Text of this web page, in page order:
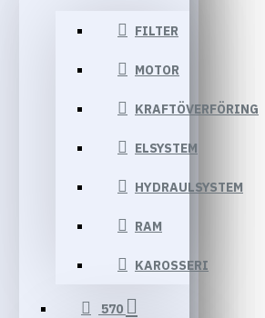
FILTER
MOTOR
KRAFTÖVERFÖRING
ELSYSTEM
HYDRAULSYSTEM
RAM
KAROSSERI
570